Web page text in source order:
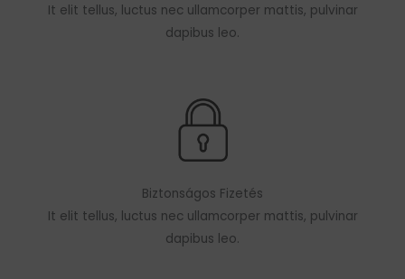
It elit tellus, luctus nec ullamcorper mattis, pulvinar
dapibus leo.
Biztonságos Fizetés
It elit tellus, luctus nec ullamcorper mattis, pulvinar
dapibus leo.